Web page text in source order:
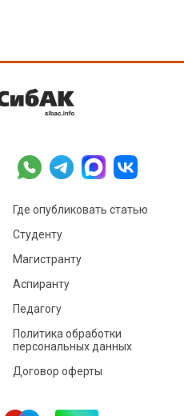
Где опубликовать статью
Студенту
Магистранту
Аспиранту
Педагогу
Политика обработки
персональных данных
Договор оферты